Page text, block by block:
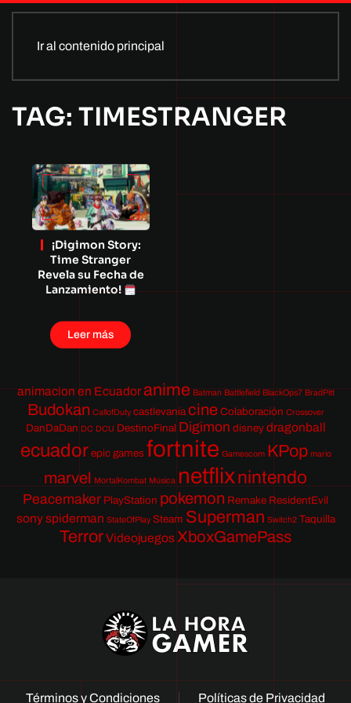
Ir al contenido principal
TAG: TIMESTRANGER
¡Digimon Story:
Time Stranger
Revela su Fecha de
Lanzamiento!
Leer más
animacion en Ecuadoranime Batman Battlefield BlackOps7 BradPitt
Budokan CallofDuty castlevania cine Colaboración Crossover
DanDaDan DC DCU DestinoFinal Digimon disney dragonball
ecuador epic games fortnite Gamescom KPop mario
marvel MortalKombat Música netflixnintendo
Peacemaker PlayStation pokemon Remake ResidentEvil
sony spiderman StateOfPlay Steam Superman Switch2 Taquilla
TerrorVideojuegos XboxGamePass
Términos y Condiciones Políticas de Privacidad